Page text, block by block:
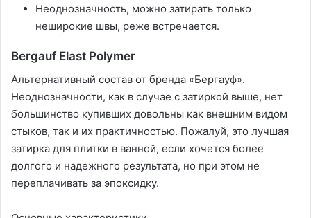
Неоднозначность, можно затирать только
неширокие швы, реже встречается.
Bergauf Elast Polymer
Альтернативный состав от бренда «Бергауф».
Неоднозначности, как в случае с затиркой выше, нет
большинство купивших довольны как внешним видом
стыков, так и их практичностью. Пожалуй, это лучшая
затирка для плитки в ванной, если хочется более
долгого и надежного результата, но при этом не
переплачивать за эпоксидку.